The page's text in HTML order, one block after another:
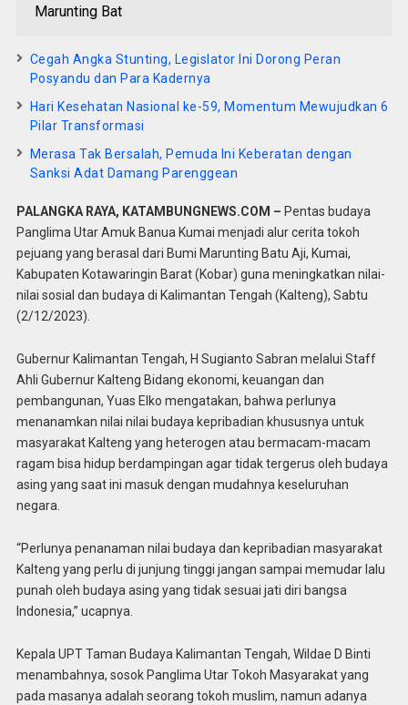
Marunting Bat
Cegah Angka Stunting, Legislator Ini Dorong Peran
Posyandu dan Para Kadernya
Hari Kesehatan Nasional ke-59, Momentum Mewujudkan 6
Pilar Transformasi
Merasa Tak Bersalah, Pemuda Ini Keberatan dengan
Sanksi Adat Damang Parenggean
PALANGKA RAYA, KATAMBUNGNEWS.COM – Pentas budaya
Panglima Utar Amuk Banua Kumai menjadi alur cerita tokoh
pejuang yang berasal dari Bumi Marunting Batu Aji, Kumai,
Kabupaten Kotawaringin Barat (Kobar) guna meningkatkan nilai-
nilai sosial dan budaya di Kalimantan Tengah (Kalteng), Sabtu
(2/12/2023).
Gubernur Kalimantan Tengah, H Sugianto Sabran melalui Staff
Ahli Gubernur Kalteng Bidang ekonomi, keuangan dan
pembangunan, Yuas Elko mengatakan, bahwa perlunya
menanamkan nilai nilai budaya kepribadian khususnya untuk
masyarakat Kalteng yang heterogen atau bermacam-macam
ragam bisa hidup berdampingan agar tidak tergerus oleh budaya
asing yang saat ini masuk dengan mudahnya keseluruhan
negara.
“Perlunya penanaman nilai budaya dan kepribadian masyarakat
Kalteng yang perlu di junjung tinggi jangan sampai memudar lalu
punah oleh budaya asing yang tidak sesuai jati diri bangsa
Indonesia,” ucapnya.
Kepala UPT Taman Budaya Kalimantan Tengah, Wildae D Binti
menambahnya, sosok Panglima Utar Tokoh Masyarakat yang
pada masanya adalah seorang tokoh muslim, namun adanya